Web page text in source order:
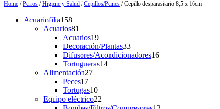
Home /Perros /Higiene y Salud /Cepillos/Peines / Cepillo desparasitario 8,5 x 16cm
Acuariofilia158158
products
Acuarios81
products
Acuarios1919
products
Decoración/Plantas3333
products
Difusores/Acondicionadores1616
Tortugueras1414
Alimentación2727
Peces1717
products
Tortugas1010
products
Equipo eléctrico22
products